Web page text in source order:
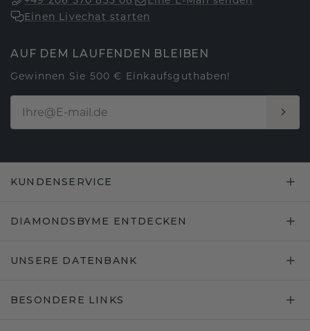
Einen Livechat starten
AUF DEM LAUFENDEN BLEIBEN
Gewinnen Sie 500 € Einkaufsguthaben!
KUNDENSERVICE
DIAMONDSBYME ENTDECKEN
UNSERE DATENBANK
BESONDERE LINKS